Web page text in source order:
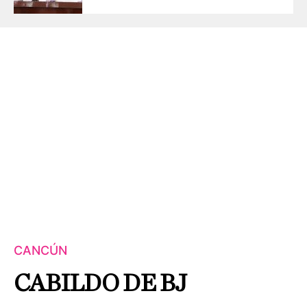
CANCÚN
CABILDO DE BJ